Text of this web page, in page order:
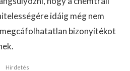
idáig még nem
bizonyítékot
Hirdetés